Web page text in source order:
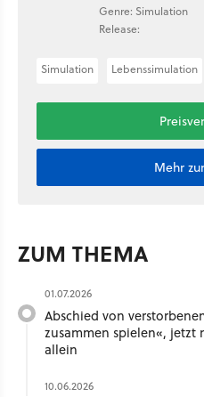
Genre: Simulation
Release:
Simulation Lebenssimulation
Mehr
ZUM THEMA
01.07.2026
Abschied von
zusammen spielen«, jetzt
allein
10.06.2026